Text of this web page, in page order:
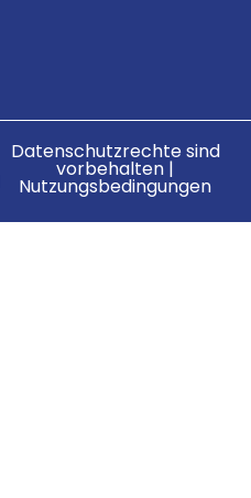
Datenschutzrechte sind
vorbehalten |
Nutzungsbedingungen